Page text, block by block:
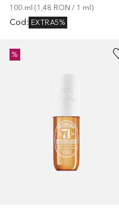
100 ml (1,48 RON / 1 ml )
Cod : EXTRA5%
%